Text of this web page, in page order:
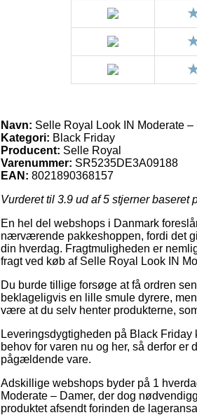
Navn: Selle Royal Look IN Moderate –
Kategori: Black Friday
Producent: Selle Royal
Varenummer: SR5235DE3A09188
EAN: 8021890368157
Vurderet til 3.9 ud af 5 stjerner baseret
En hel del webshops i Danmark
nærværende pakkeshoppen, fordi det
din hverdag. Fragtmuligheden er
fragt ved køb af Selle Royal Look IN
Du burde tillige forsøge at få ordren
beklageligvis en lille smule dyrere,
være at du selv henter produkterne,
Leveringsdygtigheden på Black
behov for varen nu og her, så derfor
pågældende vare.
Adskillige webshops byder på 1
Moderate – Damer, der dog
produktet afsendt forinden de